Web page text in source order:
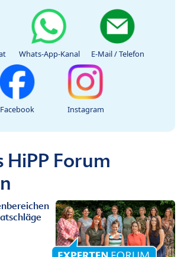
Whats-App-Kanal E-Mail / Telefon
Facebook Instagram
HiPP Forum